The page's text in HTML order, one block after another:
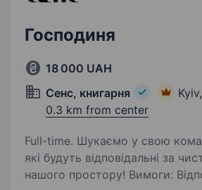
Господиня
18 000 UAH
Сенс, книгарня
Kyiv,
0.3 km from center
Full-time. Шукаємо у свою команду господинь,
які будуть відповідальні за
нашого простору! Вимоги: Відповідальність,